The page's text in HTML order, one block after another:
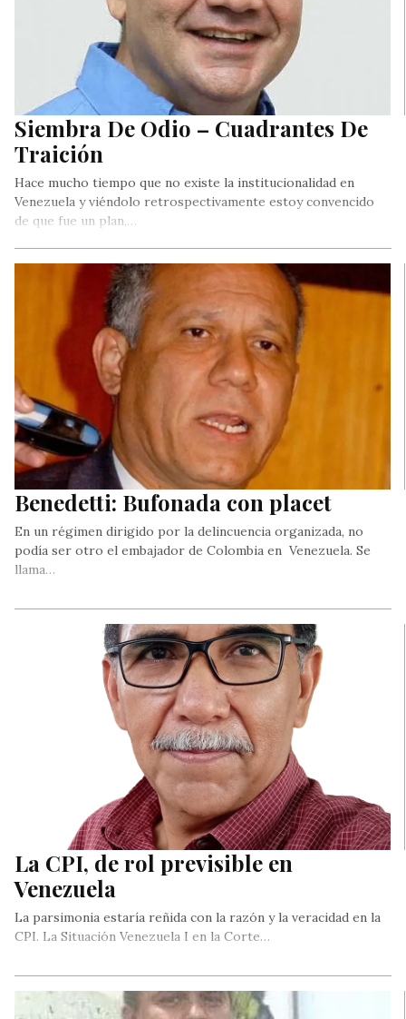
Siembra De Odio – Cuadrantes De
Traición
Hace mucho tiempo que no existe la institucionalidad en
Venezuela y viéndolo retrospectivamente estoy convencido
de que fue un plan,…
Benedetti: Bufonada con placet
En un régimen dirigido por la delincuencia organizada, no
podía ser otro el embajador de Colombia en Venezuela. Se
llama…
La CPI, de rol previsible en
Venezuela
La parsimonia estaría reñida con la razón y la veracidad en la
CPI. La Situación Venezuela I en la Corte…